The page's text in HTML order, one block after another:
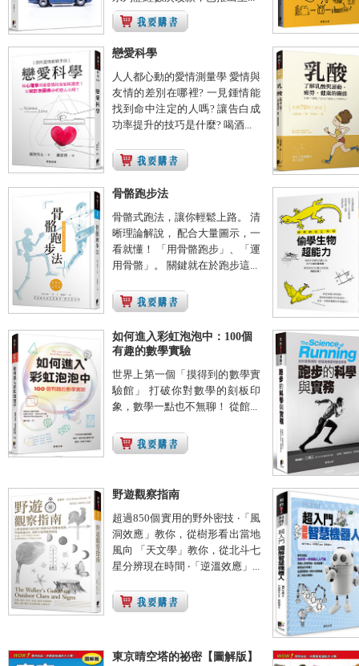
戀愛科學
人人都心動的愛情測量學 愛情與
友情的差別在哪裡? 一見鍾情能
找到命中注定的人嗎? 讓告白成
功率提升的技巧是什麼? 喝酒...
骨骼跑步法
骨骼式跑法，讓你輕鬆上路。 清
晰理論解說， 配合大量圖示，一
看就懂！ 「用骨骼跑步」、「運
用骨骼」。 關鍵就在於跑步這...
如何進入彩虹泡泡中：100個
有趣的數學實驗
世界上第一個「摸得到的數學實
驗館」 打破你對數學的刻板印
象，數學一點也不無聊！ 從館...
野遊觀察指南
超過850個實用的野外密技 ‧「風
洞效應」教你，從樹形看出當地
風向 「天文學」教你，從北斗七
星分辨現在時間 ‧「逆溫效應」...
東京晴空塔的祕密【圖解版】